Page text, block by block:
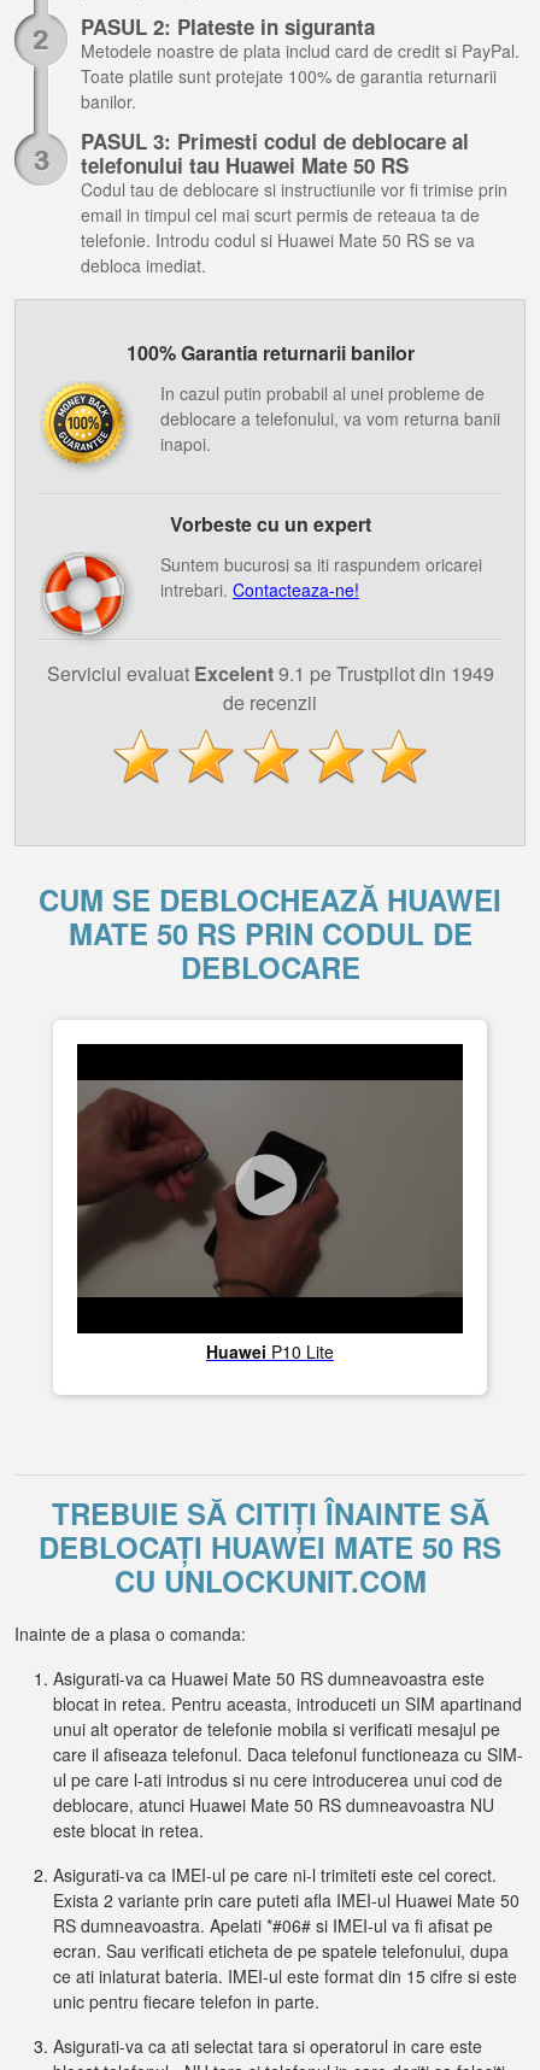
PASUL 2: Plateste in siguranta
Metodele noastre de plata includ card de credit si PayPal.
Toate platile sunt protejate 100% de garantia returnarii
banilor.
PASUL 3: Primesti codul de deblocare al
telefonului tau Huawei Mate 50 RS
Codul tau de deblocare si instructiunile vor fi trimise prin
email in timpul cel mai scurt permis de reteaua ta de
telefonie. Introdu codul si Huawei Mate 50 RS se va
debloca imediat.
100% Garantia returnarii banilor
In cazul putin probabil al unei probleme de
deblocare a telefonului, va vom returna banii
inapoi.
Vorbeste cu un expert
Suntem bucurosi sa iti raspundem oricarei
intrebari. Contacteaza-ne!
Serviciul evaluat Excelent9.1 pe Trustpilot din 1949
de recenzii
CUM SE DEBLOCHEAZĂ HUAWEI
MATE 50 RS PRIN CODUL DE
DEBLOCARE
Huawei P10 Lite
TREBUIE SĂ CITIȚI ÎNAINTE SĂ
DEBLOCAȚI HUAWEI MATE 50 RS
CU UNLOCKUNIT.COM
Inainte de a plasa o comanda:
Asigurati-va ca Huawei Mate 50 RS dumneavoastra este
blocat in retea. Pentru aceasta, introduceti un SIM apartinand
unui alt operator de telefonie mobila si verificati mesajul pe
care il afiseaza telefonul. Daca telefonul functioneaza cu SIM-
ul pe care l-ati introdus si nu cere introducerea unui cod de
deblocare, atunci Huawei Mate 50 RS dumneavoastra NU
este blocat in retea.
Asigurati-va ca IMEI-ul pe care ni-l trimiteti este cel corect.
Exista 2 variante prin care puteti afla IMEI-ul Huawei Mate 50
RS dumneavoastra. Apelati *#06# si IMEI-ul va fi afisat pe
ecran. Sau verificati eticheta de pe spatele telefonului, dupa
ce ati inlaturat bateria. IMEI-ul este format din 15 cifre si este
unic pentru fiecare telefon in parte.
Asigurati-va ca ati selectat tara si operatorul in care este